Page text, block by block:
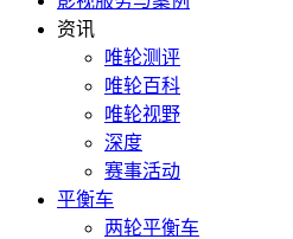
资讯
唯轮测评
唯轮百科
唯轮视野
深度
赛事活动
平衡车
两轮平衡车